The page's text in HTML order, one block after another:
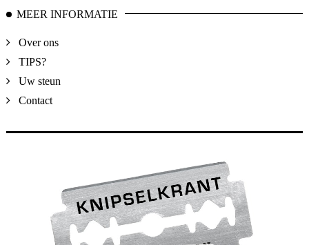
MEER INFORMATIE
Over ons
TIPS?
Uw steun
Contact